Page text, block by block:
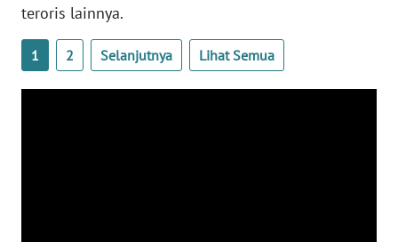
teroris lainnya.
1 2 Selanjutnya Lihat Semua
NTT